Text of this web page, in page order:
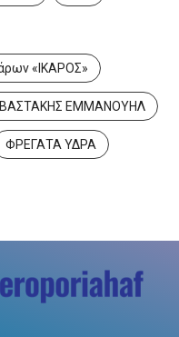
«ΙΚΑΡΟΣ»
ΕΜΜΑΝΟΥΗΛ
ΦΡΕΓΑΤΑ ΥΔΡΑ